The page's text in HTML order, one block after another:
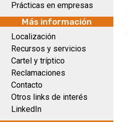
Prácticas en empresas
Más información
Localización
Recursos y servicios
Cartel y tríptico
Reclamaciones
Contacto
Otros links de interés
LinkedIn